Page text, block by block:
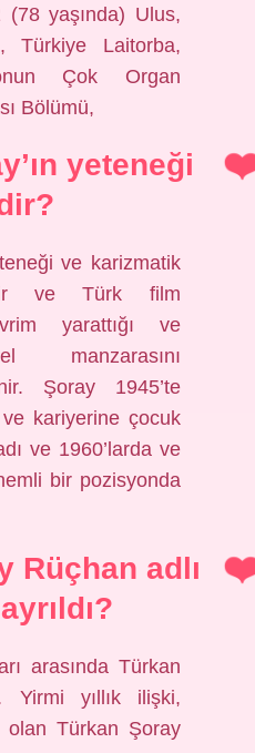
yaşında) Ulus,
Türkiye Laitorba,
Çok Organ
Bölümü,
yeteneği
ve karizmatik
ve Türk film
yarattığı ve
manzarasını
Şoray 1945’te
kariyerine çocuk
ve 1960’larda ve
bir pozisyonda
Rüçhan adlı
arasında Türkan
Yirmi yıllık ilişki,
olan Türkan Şoray